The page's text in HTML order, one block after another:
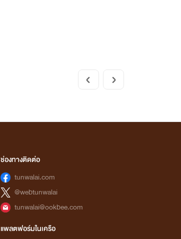
ช่องทางติดต่อ
tunwalai.com
@webtunwalai
tunwalai@ookbee.com
แพลตฟอร์มในเครือ